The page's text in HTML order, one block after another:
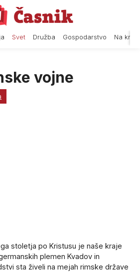
Svet Družba Gospodarstvo Na
vojne
stoletja po Kristusu je naše kraje
plemen Kvadov in
sta živeli na mejah rimske države